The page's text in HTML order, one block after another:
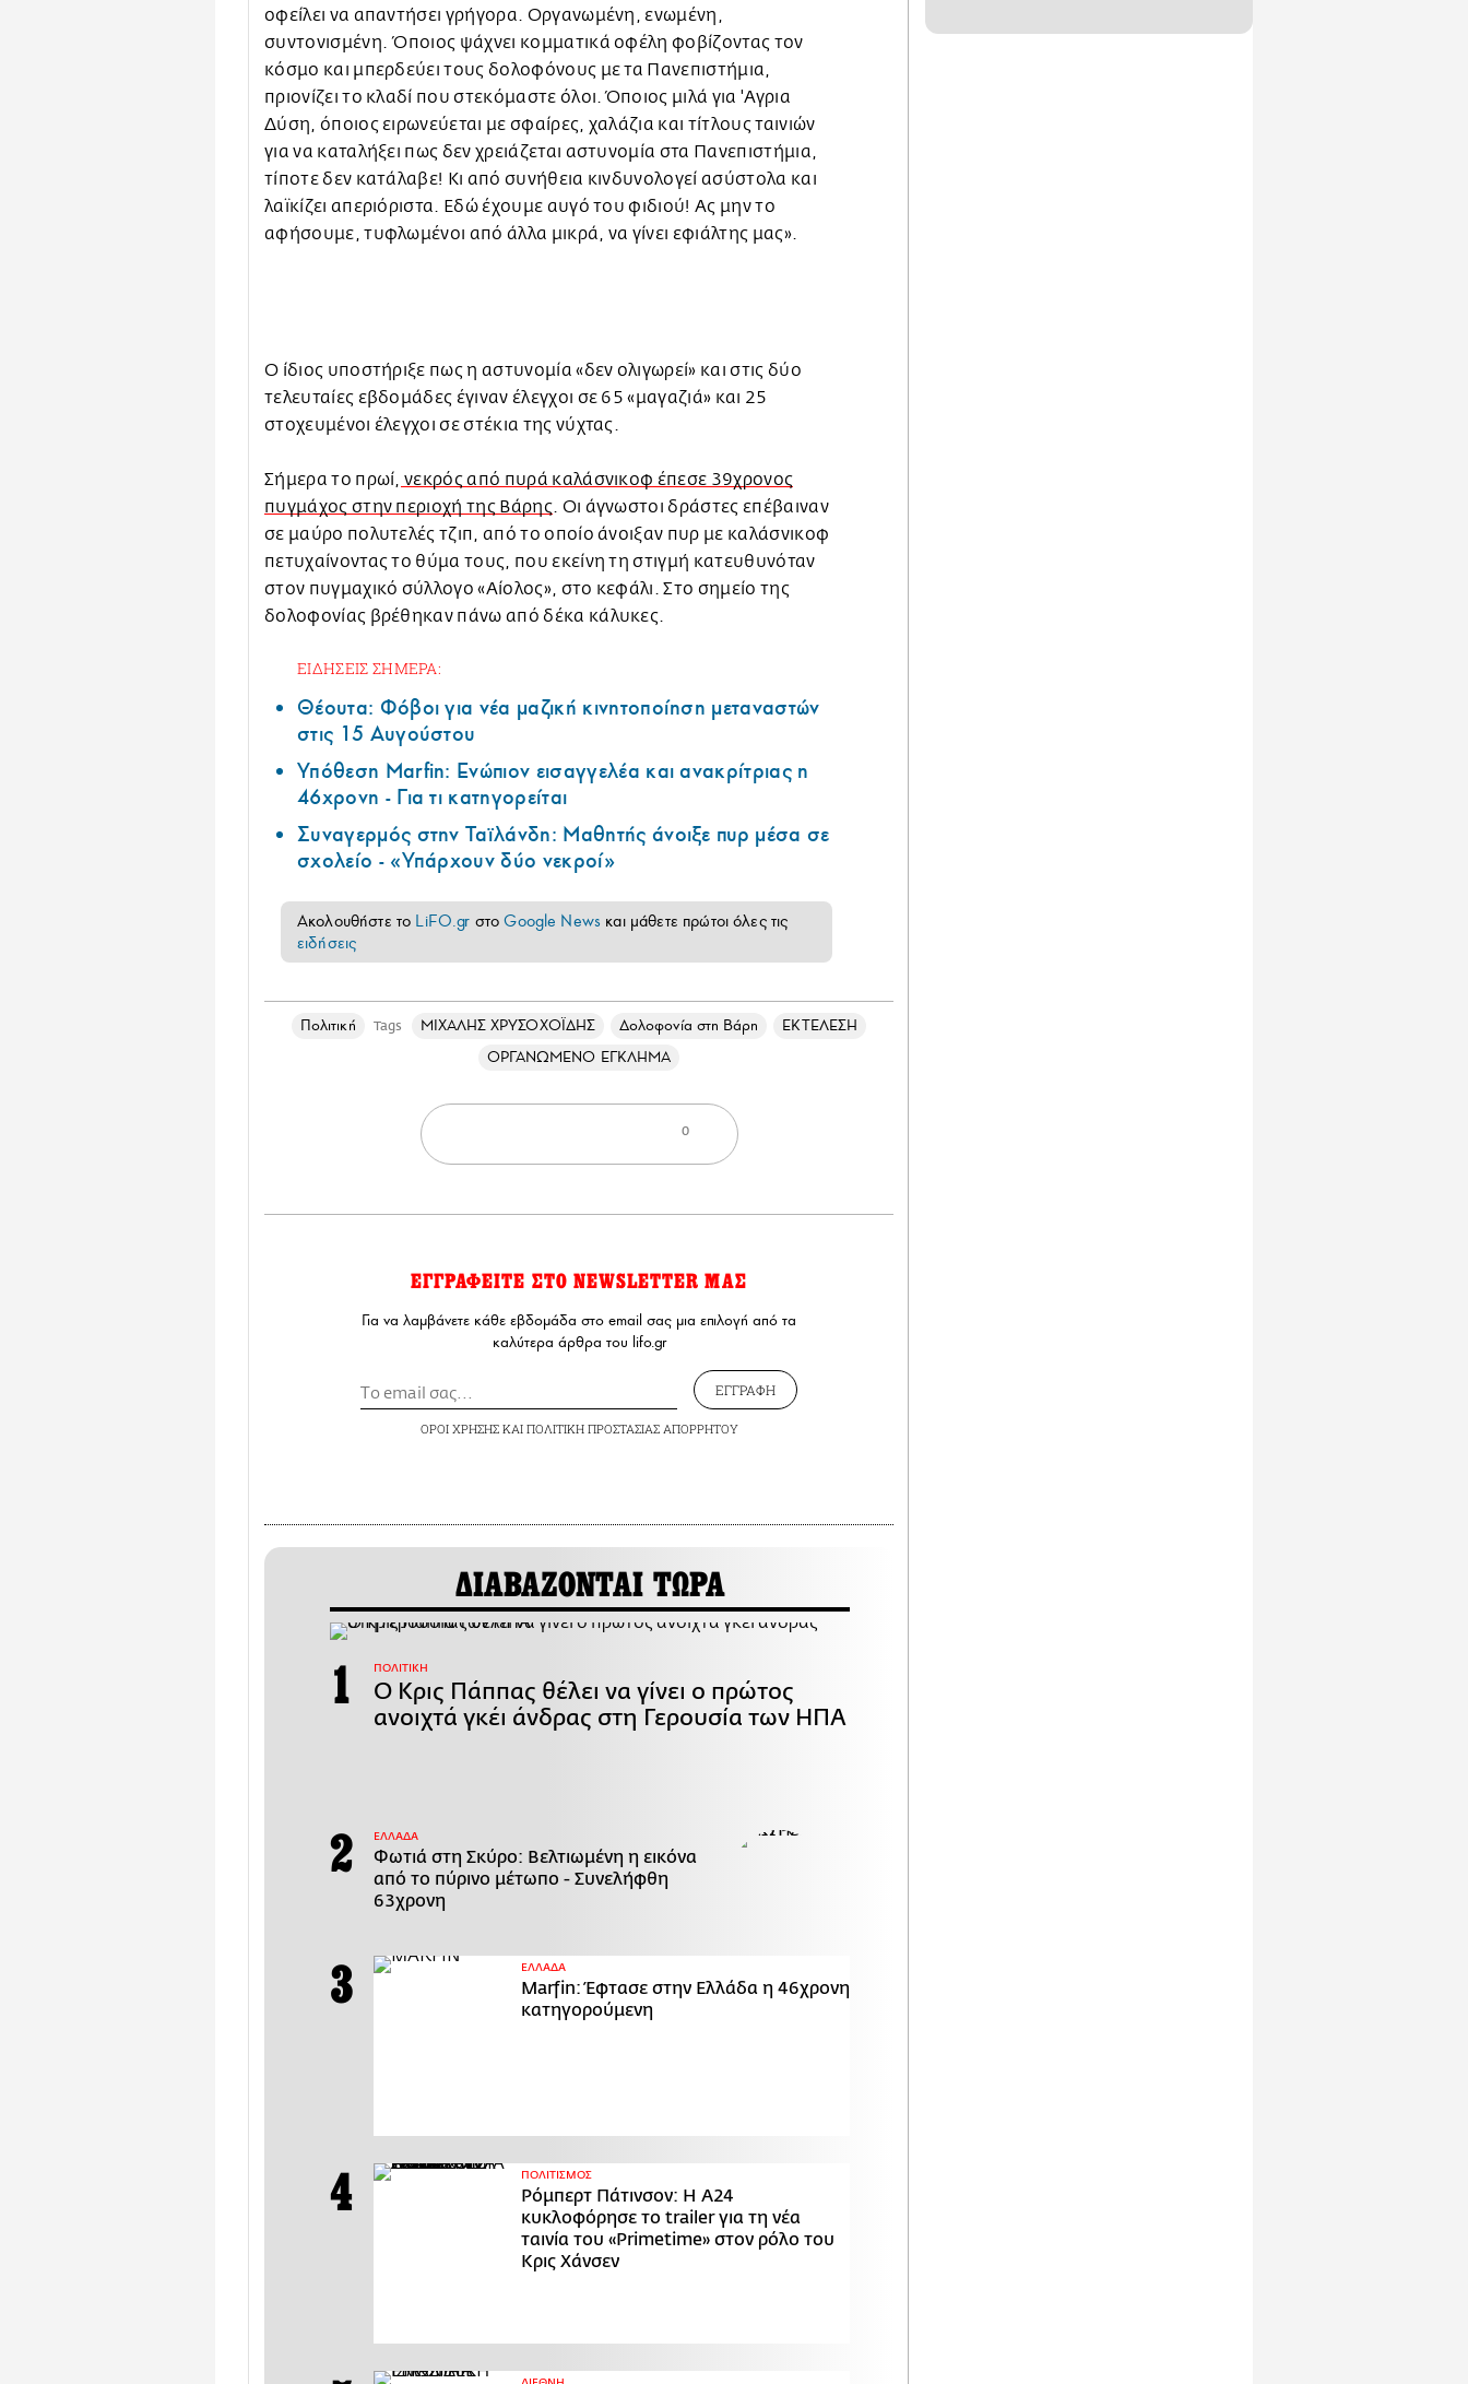
οφείλει να απαντήσει γρήγορα. Οργανωμένη, ενωμένη,
συντονισμένη. Όποιος ψάχνει κομματικά οφέλη φοβίζοντας τον
κόσμο και μπερδεύει τους δολοφόνους με τα Πανεπιστήμια,
πριονίζει το κλαδί που στεκόμαστε όλοι. Όποιος μιλά για 'Αγρια
Δύση, όποιος ειρωνεύεται με σφαίρες, χαλάζια και τίτλους ταινιών
για να καταλήξει πως δεν χρειάζεται αστυνομία στα Πανεπιστήμια,
τίποτε δεν κατάλαβε! Κι από συνήθεια κινδυνολογεί ασύστολα και
λαϊκίζει απεριόριστα. Εδώ έχουμε αυγό του φιδιού! Ας μην το
αφήσουμε, τυφλωμένοι από άλλα μικρά, να γίνει εφιάλτης μας».
Ο ίδιος υποστήριξε πως η αστυνομία «δεν ολιγωρεί» και στις δύο
τελευταίες εβδομάδες έγιναν έλεγχοι σε 65 «μαγαζιά» και 25
στοχευμένοι έλεγχοι σε στέκια της νύχτας.
Σήμερα το πρωί, νεκρός από πυρά καλάσνικοφ έπεσε 39χρονος
πυγμάχος στην περιοχή της Βάρης. Οι άγνωστοι δράστες επέβαιναν
σε μαύρο πολυτελές τζιπ, από το οποίο άνοιξαν πυρ με καλάσνικοφ
πετυχαίνοντας το θύμα τους, που εκείνη τη στιγμή κατευθυνόταν
στον πυγμαχικό σύλλογο «Αίολος», στο κεφάλι. Στο σημείο της
δολοφονίας βρέθηκαν πάνω από δέκα κάλυκες.
ΕΙΔΗΣΕΙΣ ΣΗΜΕΡΑ:
Θέουτα: Φόβοι για νέα μαζική κινητοποίηση μεταναστών
στις 15 Αυγούστου
Υπόθεση Marfin: Ενώπιον εισαγγελέα και ανακρίτριας η
46χρονη - Για τι κατηγορείται
Συναγερμός στην Ταϊλάνδη: Μαθητής άνοιξε πυρ μέσα σε
σχολείο - «Υπάρχουν δύο νεκροί»
Ακολουθήστε το LiFO.gr στοGoogle News και μάθετε πρώτοι όλες τις
ειδήσεις
Πολιτική Tags ΜΙΧΑΛΗΣ ΧΡΥΣΟΧΟΪΔΗΣ Δολοφονία στη Βάρη
ΕΚΤΕΛΕΣΗ
ΟΡΓΑΝΩΜΕΝΟ ΕΓΚΛΗΜΑ
0
ΕΓΓΡΑΦΕΙΤΕ ΣΤΟ NEWSLETTER ΜΑΣ
Για να λαμβάνετε κάθε εβδομάδα στο email σας μια επιλογή από τα
καλύτερα άρθρα του lifo.gr
ΕΓΓΡΑΦΗ
ΟΡΟΙ ΧΡΗΣΗΣΚΑΙ ΠΟΛΙΤΙΚΗ ΠΡΟΣΤΑΣΙΑΣ ΑΠΟΡΡΗΤΟΥ
ΔΙΑΒΑΖΟΝΤΑΙ ΤΩΡΑ
ΠΟΛΙΤΙΚΗ
Ο Κρις Πάππας θέλει να γίνει ο πρώτος
ανοιχτά γκέι άνδρας στη Γερουσία των ΗΠΑ
ΕΛΛΑΔΑ
Φωτιά στη Σκύρο: Βελτιωμένη η εικόνα
από το πύρινο μέτωπο - Συνελήφθη
63χρονη
ΕΛΛΑΔΑ
Marfin: Έφτασε στην Ελλάδα η 46χρονη
κατηγορούμενη
ΠΟΛΙΤΙΣΜΟΣ
Ρόμπερτ Πάτινσον: Η Α24
κυκλοφόρησε το trailer για τη νέα
ταινία του «Primetime» στον ρόλο του
Κρις Χάνσεν